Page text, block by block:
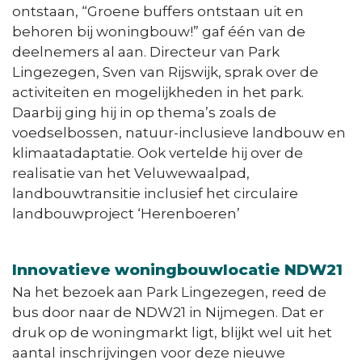
ontstaan, “Groene buffers ontstaan uit en
behoren bij woningbouw!” gaf één van de
deelnemers al aan. Directeur van Park
Lingezegen, Sven van Rijswijk, sprak over de
activiteiten en mogelijkheden in het park.
Daarbij ging hij in op thema’s zoals de
voedselbossen, natuur-inclusieve landbouw en
klimaatadaptatie. Ook vertelde hij over de
realisatie van het Veluwewaalpad,
landbouwtransitie inclusief het circulaire
landbouwproject ‘Herenboeren’
Innovatieve woningbouwlocatie NDW21
Na het bezoek aan Park Lingezegen, reed de
bus door naar de NDW21 in Nijmegen. Dat er
druk op de woningmarkt ligt, blijkt wel uit het
aantal inschrijvingen voor deze nieuwe